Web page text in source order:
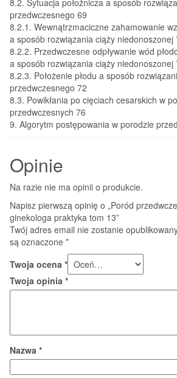
przedwczesnego 69
8.2.1. Wewnątrzmaciczne zahamowanie
a sposób rozwiązania ciąży niedonoszonej
8.2.2. Przedwczesne odpływanie wód
a sposób rozwiązania ciąży niedonoszonej
8.2.3. Położenie płodu a sposób
przedwczesnego 72
8.3. Powikłania po cięciach cesarskich w
przedwczesnych 76
9. Algorytm postępowania w porodzie
Opinie
Na razie nie ma opinii o produkcie.
Napisz pierwszą opinię o „Poród
ginekologa praktyka tom 13”
Twój adres email nie zostanie
są oznaczone *
Twoja ocena *
Twoja opinia *
Nazwa *